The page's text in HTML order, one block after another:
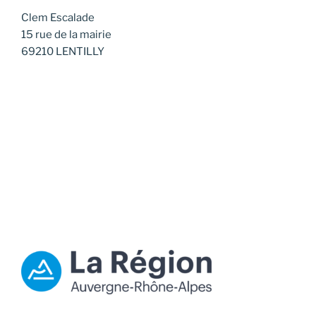
Clem Escalade
15 rue de la mairie
69210 LENTILLY